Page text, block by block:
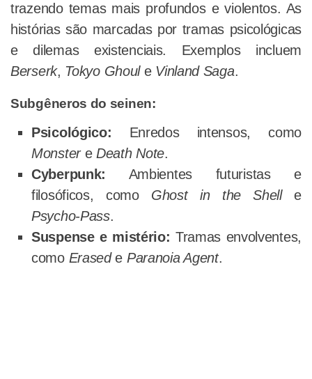
trazendo temas mais profundos e violentos. As
histórias são marcadas por tramas psicológicas
e dilemas existenciais. Exemplos incluem
Berserk, Tokyo Ghoule Vinland Saga.
Subgêneros do seinen:
Psicológico: Enredos intensos, como
Monstere Death Note.
Cyberpunk: Ambientes futuristas e
filosóficos, como Ghost in the Shelle
Psycho-Pass.
Suspense e mistério: Tramas envolventes,
como Erasede Paranoia Agent.